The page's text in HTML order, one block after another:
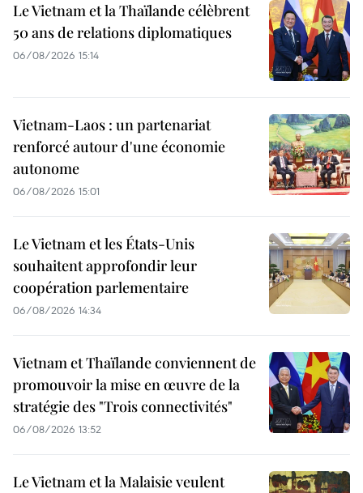
Le Vietnam et la Thaïlande célèbrent
50 ans de relations diplomatiques
06/08/2026 15:14
Vietnam-Laos : un partenariat
renforcé autour d'une économie
autonome
06/08/2026 15:01
Le Vietnam et les États-Unis
souhaitent approfondir leur
coopération parlementaire
06/08/2026 14:34
Vietnam et Thaïlande conviennent de
promouvoir la mise en œuvre de la
stratégie des "Trois connectivités"
06/08/2026 13:52
Le Vietnam et la Malaisie veulent